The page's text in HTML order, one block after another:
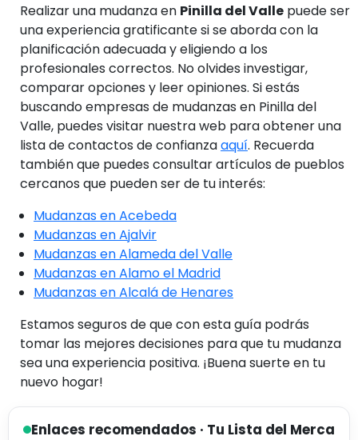
Realizar una mudanza en Pinilla del Valle puede ser
una experiencia gratificante si se aborda con la
planificación adecuada y eligiendo a los
profesionales correctos. No olvides investigar,
comparar opciones y leer opiniones. Si estás
buscando empresas de mudanzas en Pinilla del
Valle, puedes visitar nuestra web para obtener una
lista de contactos de confianzaaquí. Recuerda
también que puedes consultar artículos de pueblos
cercanos que pueden ser de tu interés:
Mudanzas en Acebeda
Mudanzas en Ajalvir
Mudanzas en Alameda del Valle
Mudanzas en Alamo el Madrid
Mudanzas en Alcalá de Henares
Estamos seguros de que con esta guía podrás
tomar las mejores decisiones para que tu mudanza
sea una experiencia positiva. ¡Buena suerte en tu
nuevo hogar!
Enlaces recomendados · Tu Lista del Merca